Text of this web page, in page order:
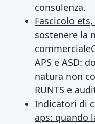
consulenza.
Fascicolo
sostenere la
commerciale
APS e ASD:
natura non
RUNTS e
Indicatori di
aps: quando